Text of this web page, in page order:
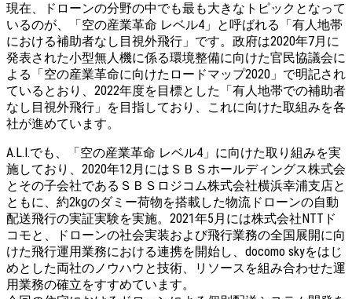
現在、ドローンの分野の中でも最も大きなトピックとなって
いるのが、「空の産業革命 レベル4」と呼ばれる「有人地帯
における補助者なし目視外飛行」です。政府は2020年7月に
発表された小型無人機に係る環境整備に向けた官民協議会に
よる「空の産業革命に向けたロードマップ2020」で明記され
ているとおり、2022年度を目標とした「有人地帯での補助者
なし目視外飛行」を目指しており、これに向けた取組みを各
社が進めています。
A.L.I.でも、「空の産業革命 レベル4」に向けた取り組みを実
施しており、2020年12月にはＳＢＳホールディングス株式会
とその子会社であるＳＢＳロジコム株式会社横浜幸浦支店と
ともに、約2kgのダミー荷物を搭載した物流ドローンの自動
配送飛行の実証実験を実施。2021年5月には株式会社NTTド
コモと、ドローンの社会実装および飛行業務の全国展開に向
けた飛行運用業務における連携を開始し、docomo skyをはじ
めとした両社のノウハウと技術、リソースを組み合わせた運
用業務の確立をすすめています。